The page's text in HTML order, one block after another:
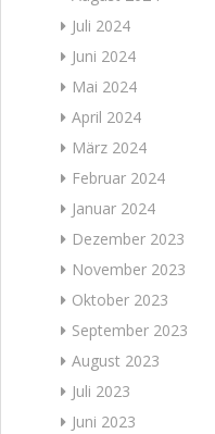
Juli 2024
Juni 2024
Mai 2024
April 2024
März 2024
Februar 2024
Januar 2024
Dezember 2023
November 2023
Oktober 2023
September 2023
August 2023
Juli 2023
Juni 2023